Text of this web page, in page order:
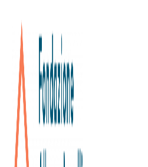
16/06/2026
Dicono di noi